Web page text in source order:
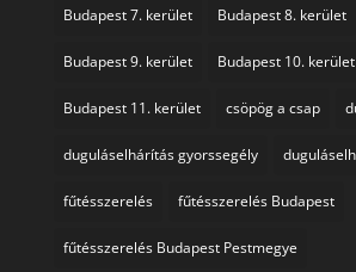
Budapest 7. kerület Budapest 8. kerület
Budapest 9. kerület Budapest 10. kerület
Budapest 11. kerület csöpög a csap
duguláselhárítás gyorssegély
fűtésszerelés fűtésszerelés Budapest
fűtésszerelés Budapest Pestmegye